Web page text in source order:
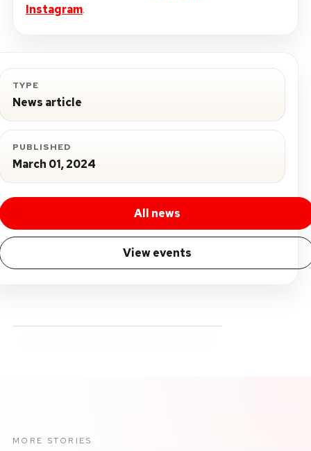
Instagram.
TYPE
News article
PUBLISHED
March 01, 2024
All news
View events
MORE STORIES